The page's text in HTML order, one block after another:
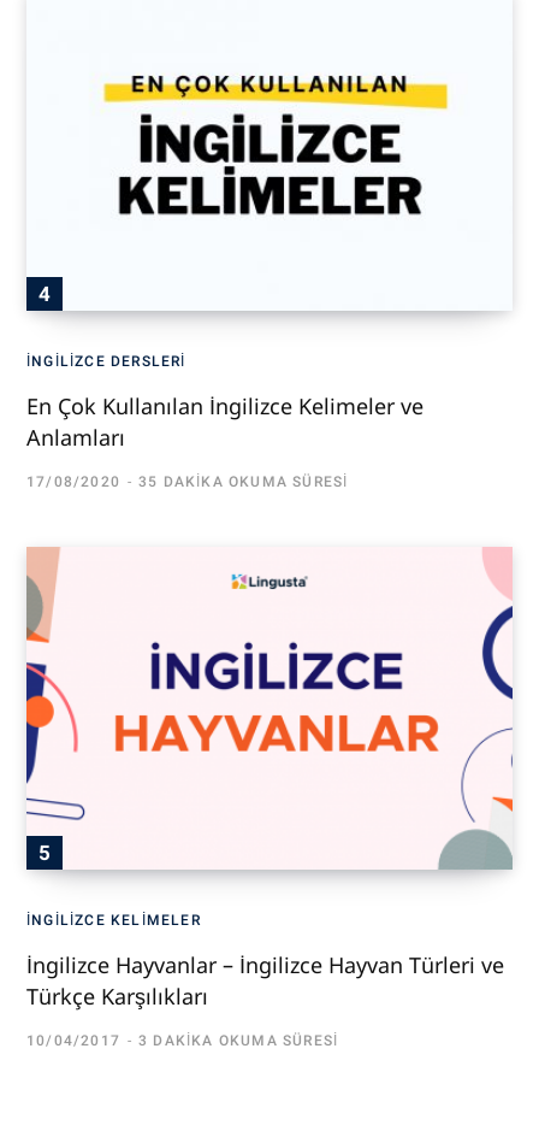
İNGILIZCE DERSLERI
En Çok Kullanılan İngilizce Kelimeler ve
Anlamları
17/08/2020 35 DAKIKA OKUMA SÜRESI
İNGILIZCE KELIMELER
İngilizce Hayvanlar – İngilizce Hayvan Türleri ve
Türkçe Karşılıkları
10/04/2017 3 DAKIKA OKUMA SÜRESI